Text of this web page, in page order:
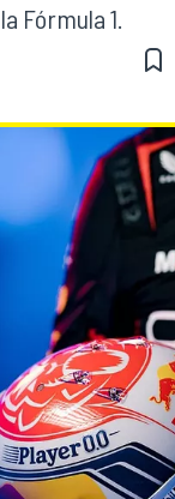
Fórmula 1.